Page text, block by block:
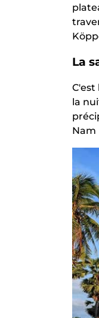
La
C'est
la
Nam